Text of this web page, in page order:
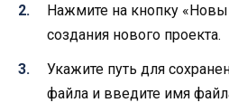
Нажмите на кнопку
создания нового проекта.
Укажите путь для
файла и введите имя